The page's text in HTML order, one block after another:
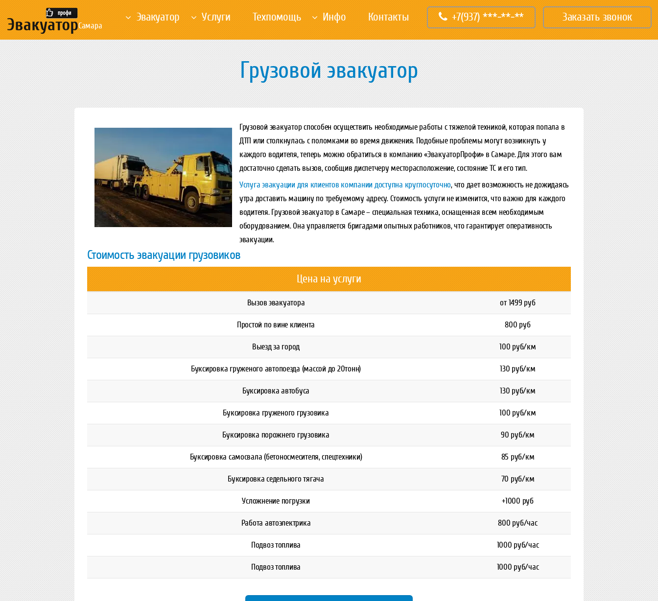
Самара
Эвакуатор Услуги Техпомощь Инфо Контакты +7(937) ***-**-** Заказать звонок
Грузовой эвакуатор
Грузовой эвакуатор способен осуществить необходимые работы с тяжелой техникой, которая попала в
ДТП или столкнулась с поломками во время движения. Подобные проблемы могут возникнуть у
каждого водителя, теперь можно обратиться в компанию «ЭвакуаторПрофи» в Самаре. Для этого вам
достаточно сделать вызов, сообщив диспетчеру месторасположение, состояние ТС и его тип.
Услуга эвакуации для клиентов компании доступна круглосуточно, что дает возможность не дожидаясь
утра доставить машину по требуемому адресу. Стоимость услуги не изменится, что важно для каждого
водителя. Грузовой эвакуатор в Самаре – специальная техника, оснащенная всем необходимым
оборудованием. Она управляется бригадами опытных работников, что гарантирует оперативность
эвакуации.
Стоимость эвакуации грузовиков
Цена на услуги
Вызов эвакуатора от 1499 руб
Простой по вине клиента 800 руб
Выезд за город 100 руб/км
Буксировка груженого автопоезда (массой до 20тонн) 130 руб/км
Буксировка автобуса 130 руб/км
Буксировка груженого грузовика 100 руб/км
Буксировка порожнего грузовика 90 руб/км
Буксировка самосвала (бетоносмесителя, спецтехники) 85 руб/км
Буксировка седельного тягача 70 руб/км
Усложнение погрузки +1000 руб
Работа автоэлектрика 800 руб/час
Подвоз топлива 1000 руб/час
Подвоз топлива 1000 руб/час